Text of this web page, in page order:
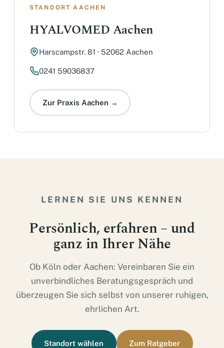
STANDORT AACHEN
HYALVOMED Aachen
Harscampstr. 81 · 52062 Aachen
0241 59036837
Zur Praxis Aachen →
LERNEN SIE UNS KENNEN
Persönlich, erfahren – und
ganz in Ihrer Nähe
Ob Köln oder Aachen: Vereinbaren Sie ein
unverbindliches Beratungsgespräch und
überzeugen Sie sich selbst von unserer ruhigen,
ehrlichen Art.
Standort wählen Zum Ratgeber